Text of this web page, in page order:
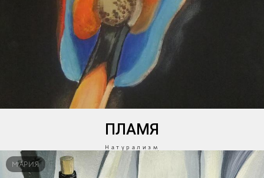
ПЛАМЯ
Натурализм
МАРИЯ